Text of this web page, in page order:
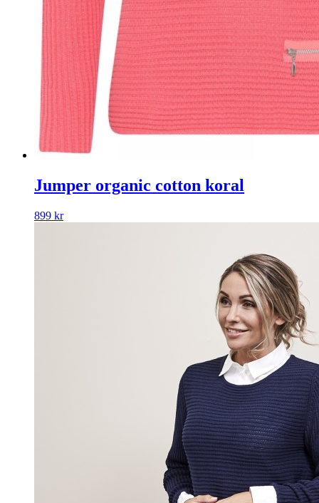
Jumper organic cotton koral
899 kr